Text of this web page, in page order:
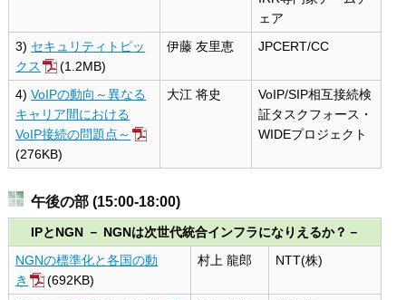
ェア
3) セキュリティトピッ
クス
(1.2MB)
伊藤 友里恵 JPCERT/CC
4)VoIPの動向～異なる
キャリア間における
VoIP接続の問題点～
(276KB)
大江 将史
VoIP/SIP相互接続検
証タスクフォース・
WIDEプロジェクト
午後の部 (15:00-18:00)
IPとNGN － NGNは次世代統合インフラになりえるか？－
NGNの標準化と各国の動
き
(692KB)
村上 龍郎 NTT(株)